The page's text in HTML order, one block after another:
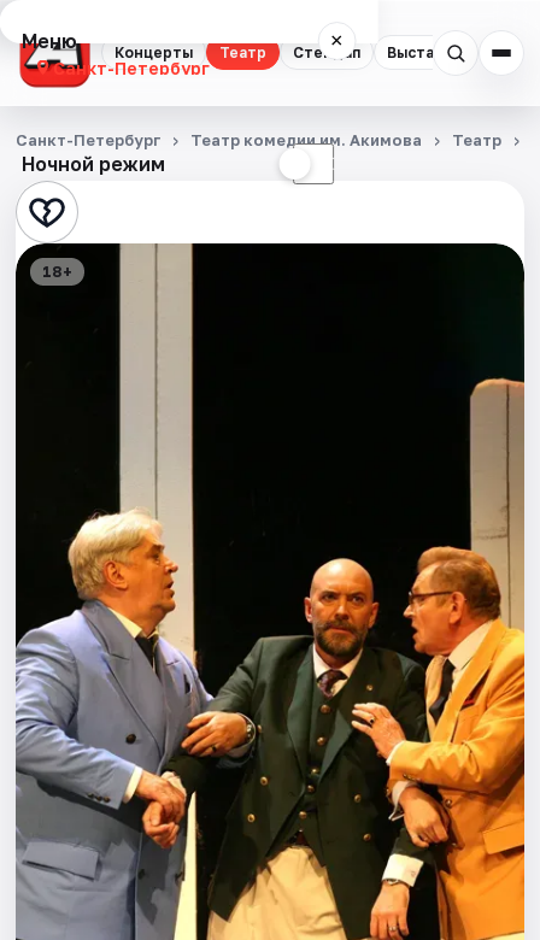
Концерты Театр Стендап Выставки
Меню ×
Санкт-Петербург
Концерты
Театр
Стендап
События
Города
Площадки
Артисты
Рейтинги
Ночной режим ☾
Санкт-Петербург Театр комедии им. Акимова Театр
18+